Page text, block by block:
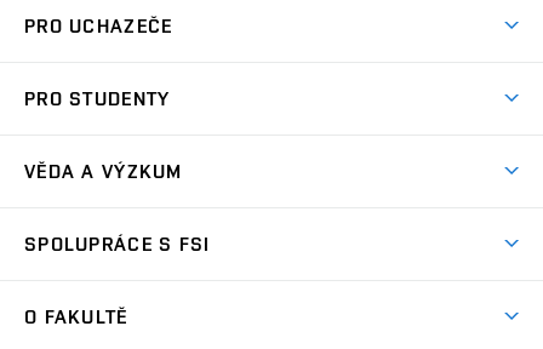
PRO UCHAZEČE
Ambasadoři studia
Zápisy
Dny otevřených dveří
PRO STUDENTY
Studijní předpisy
Pro prváky
VĚDA A VÝZKUM
Oblasti výzkumu
SPOLUPRÁCE S FSI
O FAKULTĚ